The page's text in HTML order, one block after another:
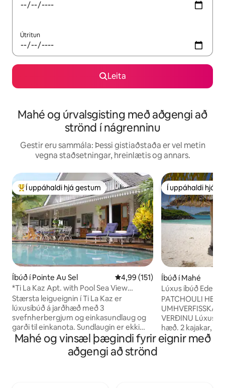
Útritun
Leita
Mahé og úrvalsgisting með aðgengi að
strönd í nágrenninu
Gestir eru sammála: Þessi gistiaðstaða er vel metin
vegna staðsetningar, hreinlætis og annars.
Í mestu uppáhaldi hjá gestum
Í uppáhaldi hjá gestum
Íbúð í Pointe Au Sel 4,99 af 5 í meðaleinkunn, 151
4,99 (151)
*Ti La Kaz Apt. with Pool Sea View
Outside shower
Stærsta leigueignin í Ti La Kaz er
lúxusíbúð á jarðhæð með 3
svefnherbergjum og einkasundlaug og
garði til einkanota. Sundlaugin er ekki
sameiginleg með leigueigninni á efri
hæðinni. Hönnuð í nýlendustíl frá
Karíbahafinu með nútímablæ með
Í uppáhaldi hjá
Í uppáhaldi hjá
Íbúð í Mahé
Lúxus íbúð Eden
PATCHOULI
VERÐINU Lúxus
hæð. 2 kajakar,
útsýni, staðsett í friðsælu
besta
Mahé og vinsæl þægindi fyrir eignir með
aðgengi að strönd